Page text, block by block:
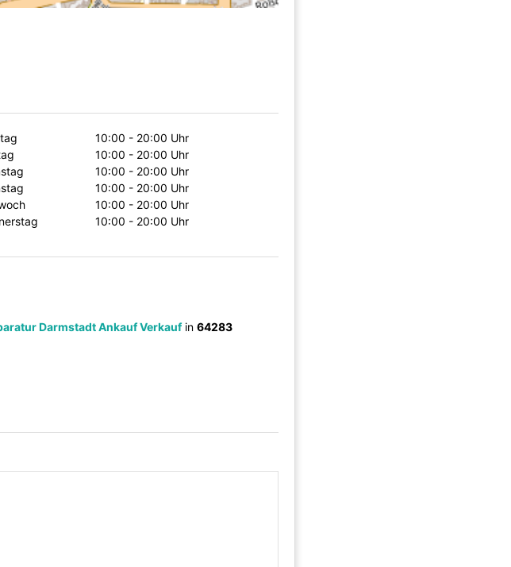
10:00 - 20:00 Uhr
10:00 - 20:00 Uhr
10:00 - 20:00 Uhr
10:00 - 20:00 Uhr
10:00 - 20:00 Uhr
10:00 - 20:00 Uhr
Darmstadt Ankauf Verkaufin 64283